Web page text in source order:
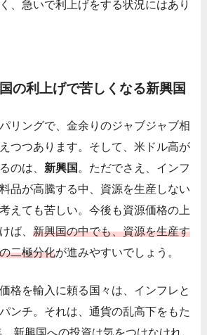
、急いで利上げをする状況にはあり
の利上げで苦しくなる新興国
リングで、金余りのジャブジャブ相
つつあります。そして、米ドル高が
のは、 新興国 。ただでさえ、インフ
品が高騰する中、資源を生産しない
えても苦しい。今後も資源価格の上
ば、 新興国の中でも、資源を生産す
二極分化が進みやすいでしょう。
格を輸入に頼る国々は、インフレと
ンチ。それは、通貨の乱高下をもた
新興国への投資は気をつけなけれ